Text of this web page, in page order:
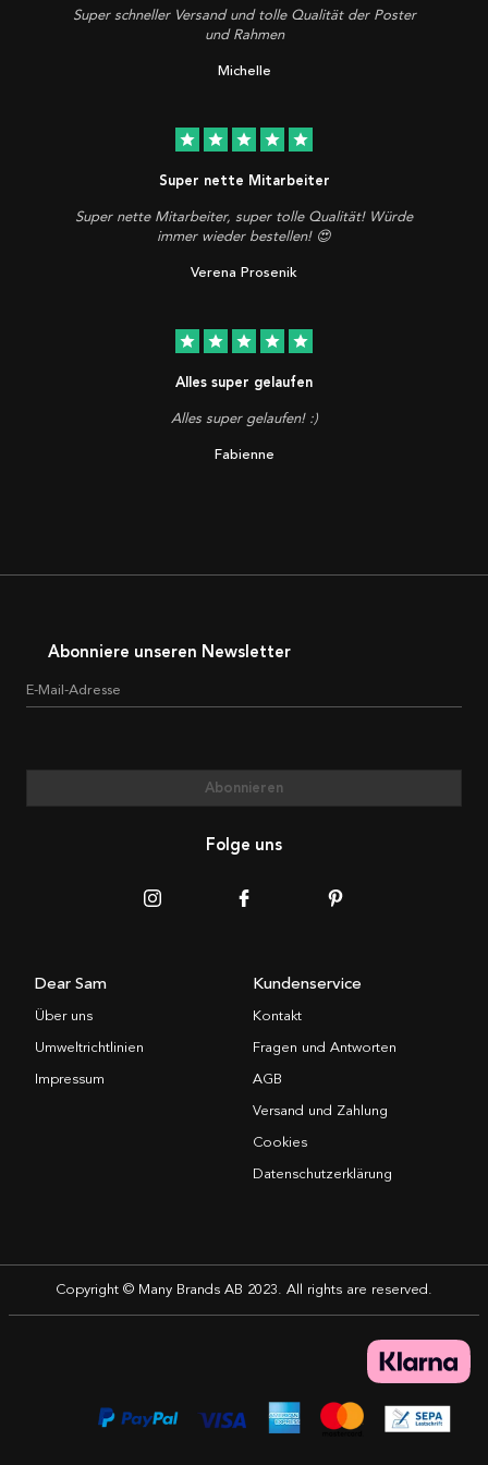
Super schneller Versand und tolle Qualität der Poster
und Rahmen
Michelle
star star star star star
Super nette Mitarbeiter
Super nette Mitarbeiter, super tolle Qualität! Würde
immer wieder bestellen! 😍
Verena Prosenik
star star star star star
Alles super gelaufen
Alles super gelaufen! :)
Fabienne
Abonniere unseren Newsletter
E-Mail-Adresse
Abonnieren
Folge uns
Dear Sam
Über uns
Umweltrichtlinien
Impressum
Kundenservice
Kontakt
Fragen und Antworten
AGB
Versand und Zahlung
Cookies
Datenschutzerklärung
Copyright © Many Brands AB 2023. All rights are reserved.